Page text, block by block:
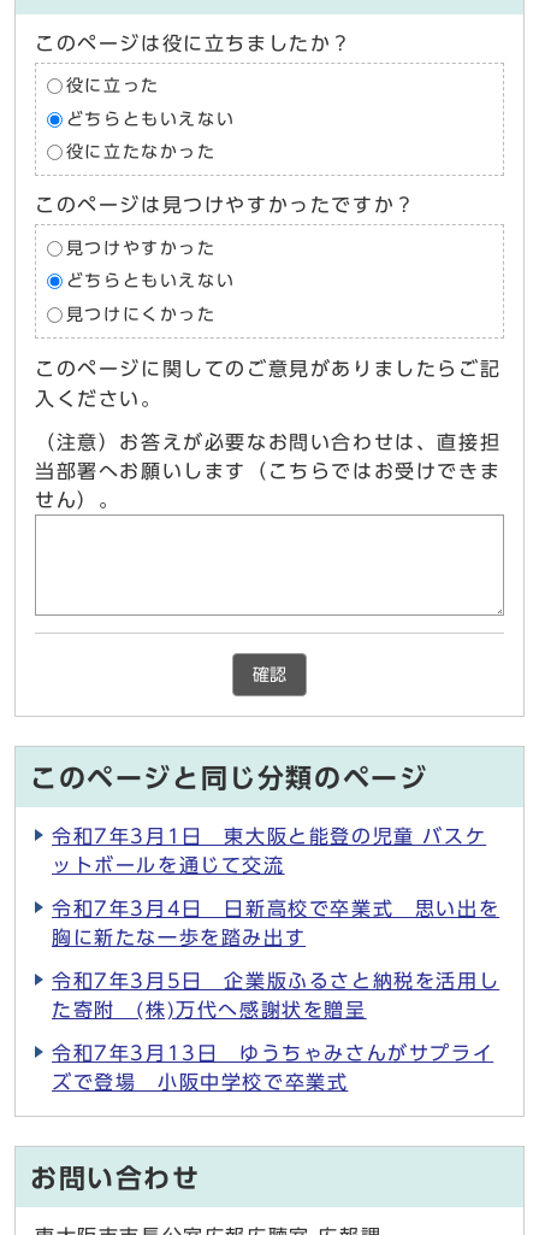
このページは役に立ちましたか？
役に立った
どちらともいえない
役に立たなかった
このページは見つけやすかったですか？
見つけやすかった
どちらともいえない
見つけにくかった
このページに関してのご意見がありましたらご記
入ください。
（注意）お答えが必要なお問い合わせは、直接担
当部署へお願いします（こちらではお受けできま
せん）。
確認
このページと同じ分類のページ
令和7年3月1日 東大阪と能登の児童 バスケ
ットボールを通じて交流
令和7年3月4日 日新高校で卒業式 思い出を
胸に新たな一歩を踏み出す
令和7年3月5日 企業版ふるさと納税を活用し
た寄附 (株)万代へ感謝状を贈呈
令和7年3月13日 ゆうちゃみさんがサプライ
ズで登場 小阪中学校で卒業式
お問い合わせ